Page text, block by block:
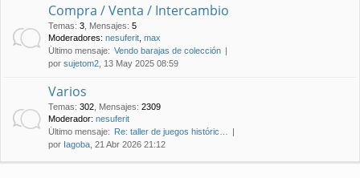
Compra / Venta / Intercambio
Temas: 3 Mensajes: 5
Moderadores: nesuferit max
Último mensaje: Vendo barajas de colección
por sujetom2 , 13 May 2025 08:59
Varios
Temas: 302 Mensajes: 2309
Moderador: nesuferit
Último mensaje: Re: taller de juegos históric…
por Iagoba , 21 Abr 2026 21:12